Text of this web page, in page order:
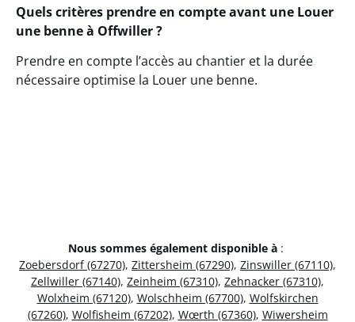
Quels critères prendre en compte avant une Louer
une benne à Offwiller ?
Prendre en compte l’accès au chantier et la durée
nécessaire optimise la Louer une benne.
Nous sommes également disponible à :
Zoebersdorf (67270), Zittersheim (67290), Zinswiller (67110),
Zellwiller (67140), Zeinheim (67310), Zehnacker (67310),
Wolxheim (67120), Wolschheim (67700), Wolfskirchen
(67260), Wolfisheim (67202), Wœrth (67360), Wiwersheim